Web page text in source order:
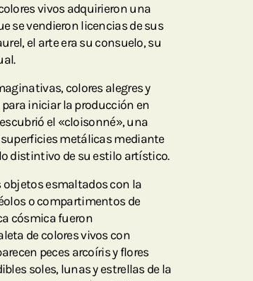
vivos adquirieron una
se vendieron licencias de sus
el arte era su consuelo, su
colores alegres y
para iniciar la producción en
el «cloisonné», una
metálicas mediante
distintivo de su estilo artístico.
objetos esmaltados con la
o compartimentos de
cósmica fueron
de colores vivos con
peces arcoíris y flores
soles, lunas y estrellas de la